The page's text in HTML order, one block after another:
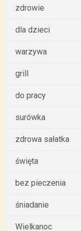
zdrowie
dla dzieci
warzywa
grill
do pracy
surówka
zdrowa sałatka
święta
bez pieczenia
śniadanie
Wielkanoc